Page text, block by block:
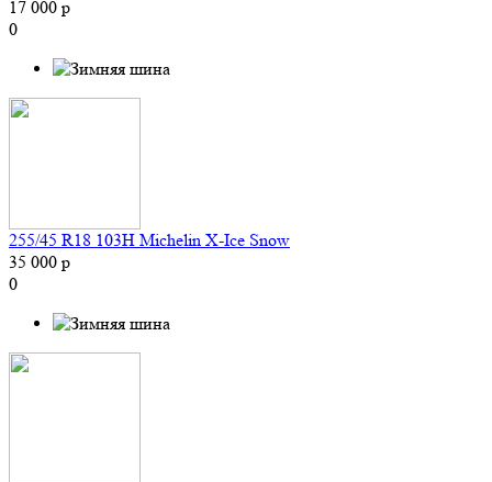
17 000 р
0
255/45 R18 103H Michelin X-Ice Snow
35 000 р
0